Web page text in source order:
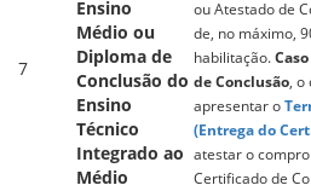
7
Ensino
Médio ou
Diploma de
Conclusão do
Ensino
Técnico
Integrado ao
Médio
ou Atestado de
de, no máximo,
habilitação.
de Conclusão ,
apresentar o
(Entrega do
atestar o
Certificado de